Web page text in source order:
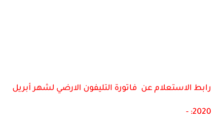
رابط الاستعلام عن فاتورة التليفون الارضي لشهر أبريل
2020: -